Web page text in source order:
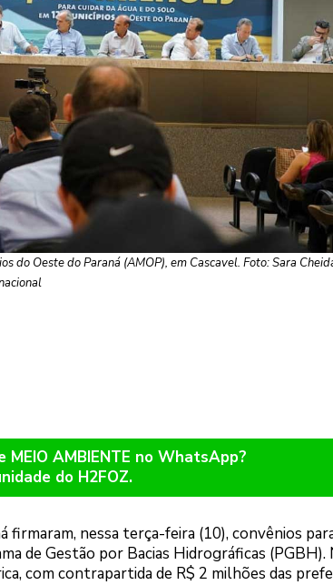
do Oeste do Paraná (AMOP), em Cascavel. Foto: Sara
AMBIENTE no WhatsApp?
do H2FOZ.
nessa terça-feira (10), convênios
de Gestão por Bacias Hidrográficas (PGBH).
com contrapartida de R$ 2 milhões das